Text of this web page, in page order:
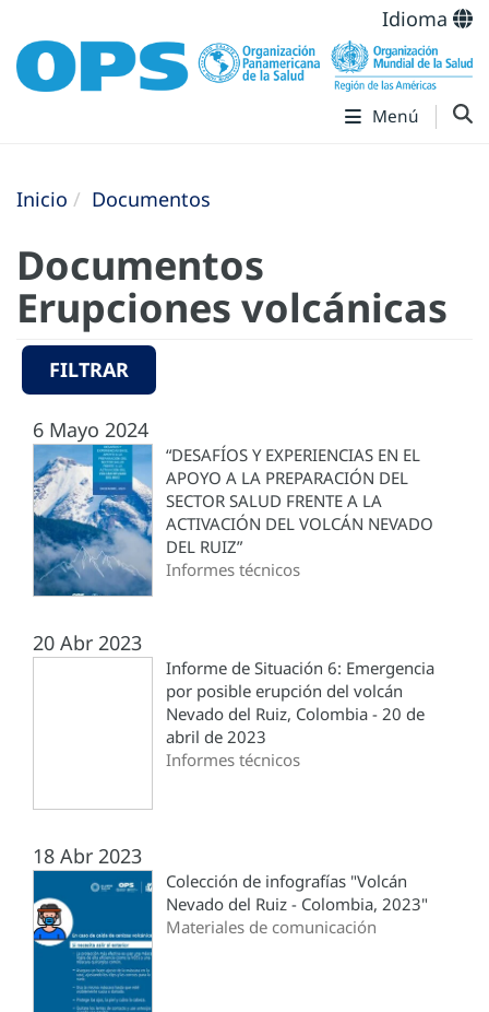
Idioma
Menú
Inicio Documentos
Documentos
Erupciones volcánicas
FILTRAR
6 Mayo 2024
“DESAFÍOS Y EXPERIENCIAS EN EL
APOYO A LA PREPARACIÓN DEL
SECTOR SALUD FRENTE A LA
ACTIVACIÓN DEL VOLCÁN NEVADO
DEL RUIZ”
Informes técnicos
20 Abr 2023
Informe de Situación 6: Emergencia
por posible erupción del volcán
Nevado del Ruiz, Colombia - 20 de
abril de 2023
Informes técnicos
18 Abr 2023
Colección de infografías "Volcán
Nevado del Ruiz - Colombia, 2023"
Materiales de comunicación